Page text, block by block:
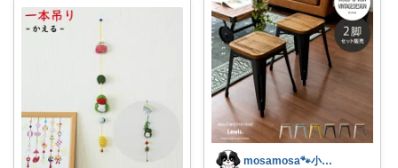
mosamosa🐾小さめバッグの日々✨